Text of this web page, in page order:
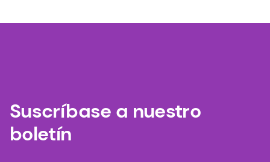
Suscríbase a nuestro
boletín